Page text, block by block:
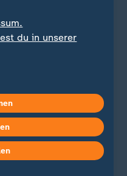
du in unserer